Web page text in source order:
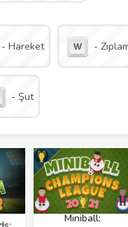
- Hareket -
- Şut
Miniball: